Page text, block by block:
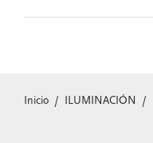
Inicio / ILUMINACIÓN /